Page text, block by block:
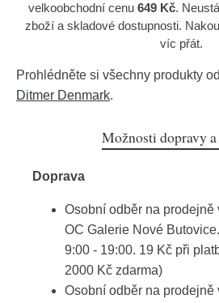
velkoobchodní cenu 649 Kč.
zboží a skladové dostupnosti.
víc přát.
Prohlédněte si všechny produkty
Ditmer Denmark.
Možnosti dopravy
Doprava
Osobní odběr na prodejně
OC Galerie Nové
9:00 - 19:00. 19 Kč při
2000 Kč zdarma)
Osobní odběr na prodejně